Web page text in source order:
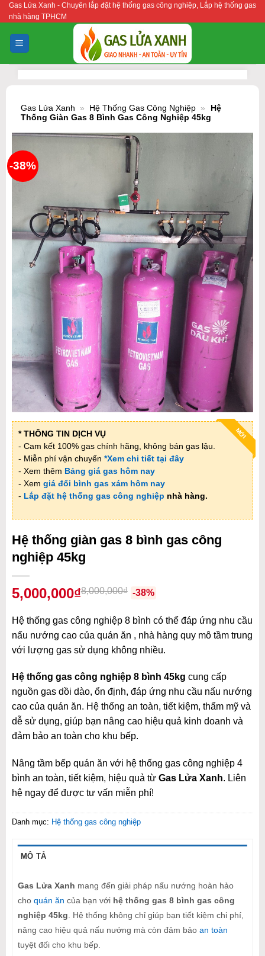
Bỏ
qua
nội
dung
Gas Lửa Xanh - Chuyên lắp đặt hệ thống gas công nghiệp, Lắp hệ thống gas
nhà hàng TPHCM
Gas Lửa Xanh » Hệ Thống Gas Công Nghiệp »
Hệ
Thống Giàn Gas 8 Bình Gas Công Nghiệp 45kg
-38%
MỚI
* THÔNG TIN DỊCH VỤ
- Cam kết 100% gas chính hãng, không bán gas lậu.
- Miễn phí vận chuyển *Xem chi tiết tại đây
- Xem thêm Bảng giá gas hôm nay
- Xem giá đổi bình gas xám hôm nay
- Lắp đặt hệ thống gas công nghiệp nhà hàng.
Hệ thống giàn gas 8 bình gas công
nghiệp 45kg
5,000,000₫8,000,000₫ -38%
Hệ thống gas công nghiệp 8 bình có thể đáp ứng nhu cầu
nấu nướng cao của quán ăn , nhà hàng quy mô tầm trung
với lượng gas sử dụng không nhiều.
Hệ thống gas công nghiệp 8 bình 45kg cung cấp
nguồn gas dồi dào, ổn định, đáp ứng nhu cầu nấu nướng
cao của quán ăn. Hệ thống an toàn, tiết kiệm, thẩm mỹ và
dễ sử dụng, giúp bạn nâng cao hiệu quả kinh doanh và
đảm bảo an toàn cho khu bếp.
Nâng tầm bếp quán ăn với hệ thống gas công nghiệp 4
bình an toàn, tiết kiệm, hiệu quả từ Gas Lửa Xanh. Liên
hệ ngay để được tư vấn miễn phí!
Danh mục: Hệ thống gas công nghiệp
MÔ TẢ
Gas Lửa Xanh mang đến giải pháp nấu nướng hoàn hảo
cho quán ăn của bạn với hệ thống gas 8 bình gas công
nghiệp 45kg . Hệ thống không chỉ giúp bạn tiết kiệm chi phí,
nâng cao hiệu quả nấu nướng mà còn đảm bảo an toàn
tuyệt đối cho khu bếp.